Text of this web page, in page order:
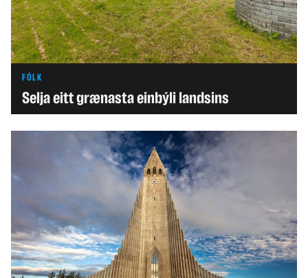
FÓLK
Selja eitt grænasta einbýli landsins